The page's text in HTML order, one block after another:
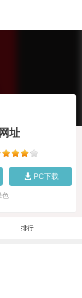
址
PC下载
色
排行